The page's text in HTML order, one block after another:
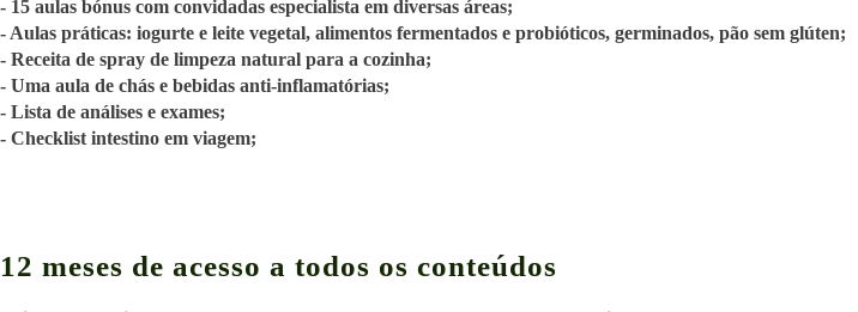
- 15 aulas bónus com convidadas especialista em diversas áreas;
- Aulas práticas: iogurte e leite vegetal, alimentos fermentados e probióticos, germinados, pão sem glúten;
- Receita de spray de limpeza natural para a cozinha;
- Uma aula de chás e bebidas anti-inflamatórias;
- Lista de análises e exames;
- Checklist intestino em viagem;
12 meses de acesso a todos os conteúdos